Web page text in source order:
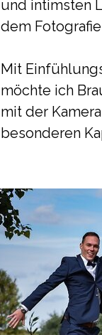
und intimsten
dem
Mit
möchte ich
mit der
besonderen